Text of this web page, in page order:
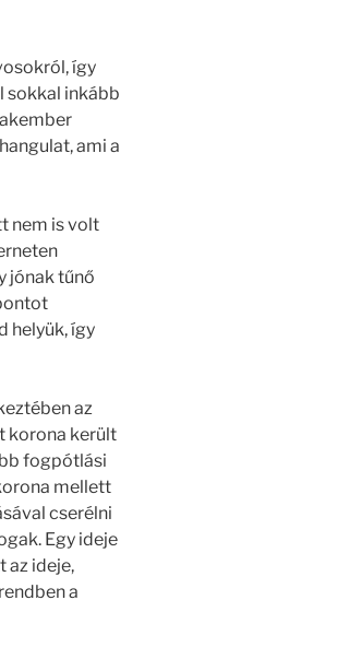
így
sokkal inkább
ami a
nem is volt
jónak tűnő
helyük, így
az
korona került
fogpótlási
mellett
cserélni
Egy ideje
az ideje,
a